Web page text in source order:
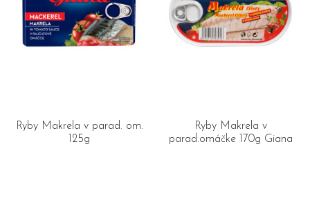
Ryby Makrela v parad. om.
125g
Ryby Makrela v
parad.omáčke 170g Giana